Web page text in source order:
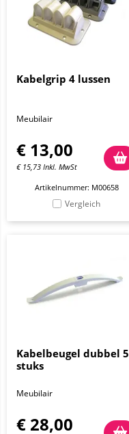
Kabelgrip 4 lussen
Meubilair
€ 13,00
€ 15,73 Inkl. MwSt
Artikelnummer: M00658
Vergleich
Kabelbeugel dubbel 5
stuks
Meubilair
€ 28,00